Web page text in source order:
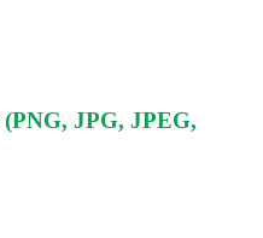
JPG, JPEG,